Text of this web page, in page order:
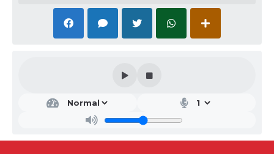
PONTUAÇÃO APÓS PRAZO DE RECURSO
FUNÇÃO: FARMACÊUTICO
COLOCAÇÃOPROTOCOLO N.º NOME DO
2º515Ismael Paulo Wilges70
3º*436Franciela Cousseau70
5º421Andreia de Fatima da Siqueira55
6º475Betina Brixner55
7º*424Greice Graziela Moraes50
7º*453Karine Rodrigues50